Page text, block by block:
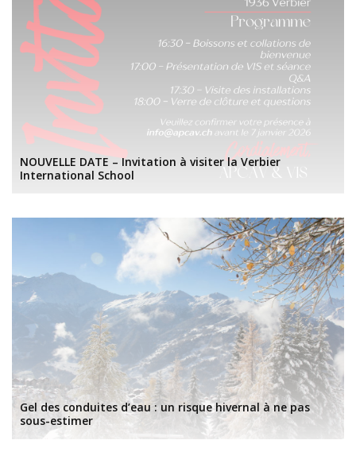
NOUVELLE DATE – Invitation à visiter la Verbier
International School
Gel des conduites d’eau : un risque hivernal à ne pas
sous-estimer